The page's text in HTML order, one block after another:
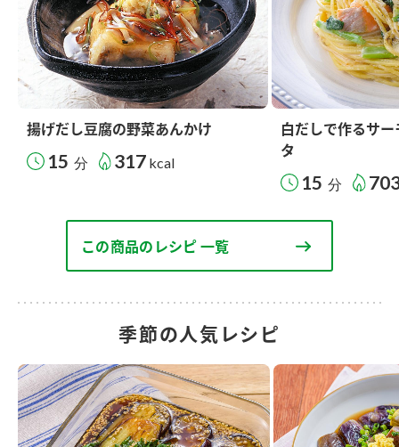
揚げだし豆腐の野菜あんかけ
15 分 317 kcal
白だしで作るサ
タ
15 分
この商品のレシピ 一覧
季節の人気レシピ